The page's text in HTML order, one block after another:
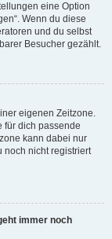
eine Option
Wenn du diese
und du selbst
Besucher gezählt.
eigenen Zeitzone.
für dich passende
kann dabei nur
noch nicht registriert
immer noch